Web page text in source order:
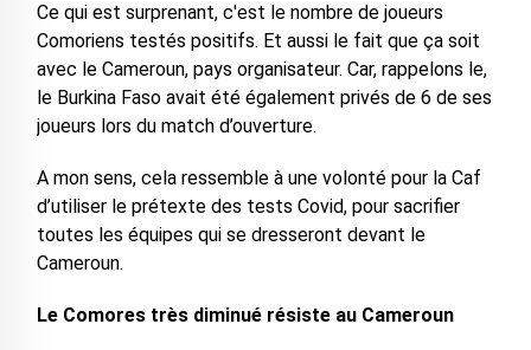
Ce qui est surprenant, c'est le nombre de joueurs
Comoriens testés positifs. Et aussi le fait que ça soit
avec le Cameroun, pays organisateur. Car, rappelons le,
le Burkina Faso avait été également privés de 6 de ses
joueurs lors du match d’ouverture.
A mon sens, cela ressemble à une volonté pour la Caf
d’utiliser le prétexte des tests Covid, pour sacrifier
toutes les équipes qui se dresseront devant le
Cameroun.
Le Comores très diminué résiste au Cameroun